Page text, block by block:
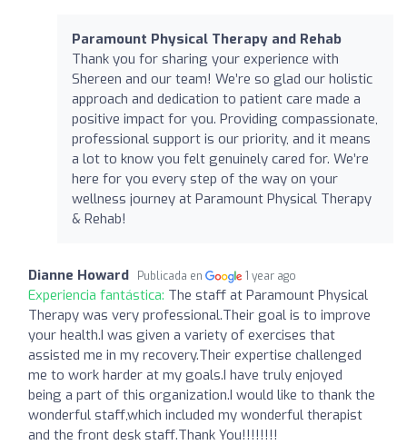
Paramount Physical Therapy and Rehab
Thank you for sharing your experience with
Shereen and our team! We’re so glad our holistic
approach and dedication to patient care made a
positive impact for you. Providing compassionate,
professional support is our priority, and it means
a lot to know you felt genuinely cared for. We’re
here for you every step of the way on your
wellness journey at Paramount Physical Therapy
& Rehab!
Dianne Howard Publicada en 1 year ago
Experiencia fantástica: The staff at Paramount Physical
Therapy was very professional.Their goal is to improve
your health.I was given a variety of exercises that
assisted me in my recovery.Their expertise challenged
me to work harder at my goals.I have truly enjoyed
being a part of this organization.I would like to thank the
wonderful staff,which included my wonderful therapist
and the front desk staff.Thank You!!!!!!!!